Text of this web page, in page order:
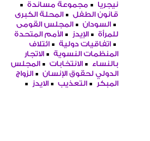
نيجريا
مجموعة مساندة
قانون الطفل
المحلة الكبرى
السودان
المجلس القومى
للمرأة
الإيدز
الأمم المتحدة
اتفاقيات دولية
ائتلاف
المنظمات النسوية
الاتجار
بالنساء
الانتخابات
المجلس
الدولي لحقوق الإنسان
الزواج
المبكر
التعذيب الايدز